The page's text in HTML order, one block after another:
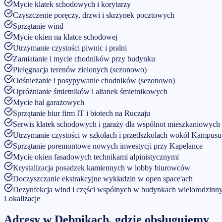
Mycie klatek schodowych i korytarzy
Czyszczenie poręczy, drzwi i skrzynek pocztowych
Sprzątanie wind
Mycie okien na klatce schodowej
Utrzymanie czystości piwnic i pralni
Zamiatanie i mycie chodników przy budynku
Pielęgnacja terenów zielonych (sezonowo)
Odśnieżanie i posypywanie chodników (sezonowo)
Opróżnianie śmietników i altanek śmietnikowych
Mycie hal garażowych
Sprzątanie biur firm IT i biotech na Ruczaju
Serwis klatek schodowych i garaży dla wspólnot mieszkaniowych
Utrzymanie czystości w szkołach i przedszkolach wokół
Sprzątanie poremontowe nowych inwestycji przy Kapelance
Mycie okien fasadowych technikami alpinistycznymi
Krystalizacja posadzek kamiennych w lobby biurowców
Doczyszczanie ekstrakcyjne wykładzin w open space'ach
Dezynfekcja wind i części wspólnych w budynkach
Lokalizacje
Adresy wDębnikach, gdzie obsługujemy